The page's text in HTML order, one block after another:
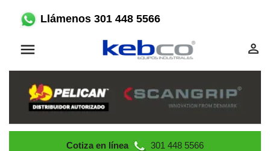
Llámenos 301 448 5566
 
Cotiza en línea 301 448 5566